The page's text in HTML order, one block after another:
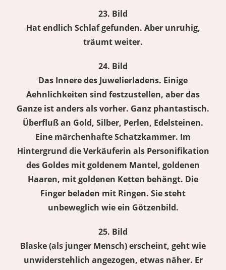
23. Bild
Hat endlich Schlaf gefunden. Aber unruhig,
träumt weiter.
24. Bild
Das Innere des Juwelierladens. Einige
Aehnlichkeiten sind festzustellen, aber das
Ganze ist anders als vorher. Ganz phantastisch.
Überfluß an Gold, Silber, Perlen, Edelsteinen.
Eine märchenhafte Schatzkammer. Im
Hintergrund die Verkäuferin als Personifikation
des Goldes mit goldenem Mantel, goldenen
Haaren, mit goldenen Ketten behängt. Die
Finger beladen mit Ringen. Sie steht
unbeweglich wie ein Götzenbild.
25. Bild
Blaske (als junger Mensch) erscheint, geht wie
unwiderstehlich angezogen, etwas näher. Er